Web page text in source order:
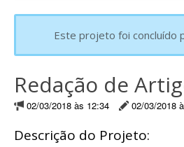
Este projeto foi concluído
Redação de
02/03/2018 às 12:34 02/03/2018
Descrição do Projeto: